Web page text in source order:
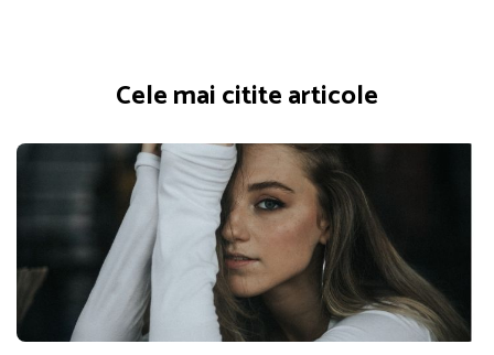
Cele mai citite articole